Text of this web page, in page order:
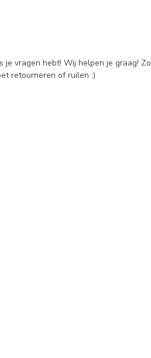
je vragen hebt! Wij helpen je graag! Zo
retourneren of ruilen :)